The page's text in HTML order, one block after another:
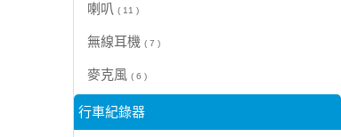
喇叭 ( 11 )
無線耳機 ( 7 )
麥克風 ( 6 )
行車紀錄器